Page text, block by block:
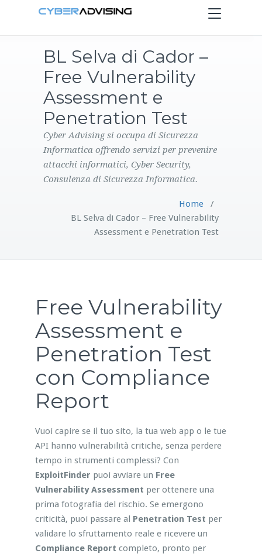
Toggle
navigation
PRODOTTI
CONTATTI
BL Selva di Cador –
Free Vulnerability
Assessment e
Penetration Test
Cyber Advising si occupa di Sicurezza
Informatica offrendo servizi per prevenire
attacchi informatici, Cyber Security,
Consulenza di Sicurezza Informatica.
Home/
BL Selva di Cador – Free Vulnerability
Assessment e Penetration Test
Free Vulnerability
Assessment e
Penetration Test
con Compliance
Report
Vuoi capire se il tuo sito, la tua web app o le tue
API hanno vulnerabilità critiche, senza perdere
tempo in strumenti complessi? Con
ExploitFinder puoi avviare un Free
Vulnerability Assessment per ottenere una
prima fotografia del rischio. Se emergono
criticità, puoi passare al Penetration Test per
validare lo sfruttamento reale e ricevere un
Compliance Report completo, pronto per